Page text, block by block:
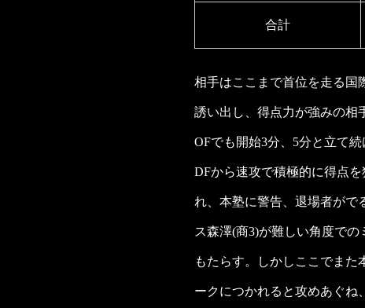
合計
相手はここまで首位を走る国
誘い出し、得点力が強みの相
OFでも開始3分、5分と立て
DFから速攻で積極的に得点
れ、本塾に警告、退場者がで
ス森澤(商3)が難しい角度で
もたらす。しかしここでま
ークにつかれると攻めあぐね